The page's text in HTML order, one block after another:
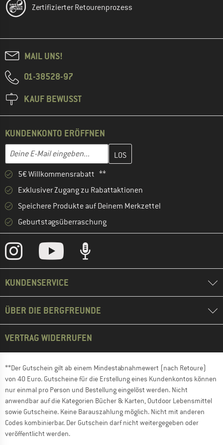
Zertifizierter Retourenprozess
MAIL UNS!
01-38528-97
KAUF BEWUSST
KUNDENKONTO ERÖFFNEN
E-Mail-Adresse
Gib hier deine E-Mail-Adresse ein und erstelle im nächsten
5€ Willkommensrabatt **
Exklusiver Zugang zu Rabattaktionen
Speichere Produkte auf Deinem Merkzettel
Geburtstagsüberraschung
KUNDENSERVICE
ÜBER DIE BERGFREUNDE
VERTRAG WIDERRUFEN
**Der Gutschein gilt ab einem Mindestabnahmewert (nach Retoure)
von 40 Euro. Gutscheine für die Erstellung eines Kundenkontos können
nur einmal pro Person und Bestellung eingelöst werden. Nicht
anwendbar auf die Kategorien Bücher & Karten, Outdoor Lebensmittel
sowie Gutscheine. Keine Barauszahlung möglich. Nicht mit anderen
Codes kombinierbar. Der Gutschein darf nicht weitergegeben oder
veröffentlicht werden.